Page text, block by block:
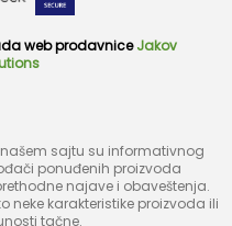
web prodavnice Jakov
sajtu su informativnog
ponuđenih proizvoda
najave i obaveštenja.
neke karakteristike proizvoda ili
tačne.